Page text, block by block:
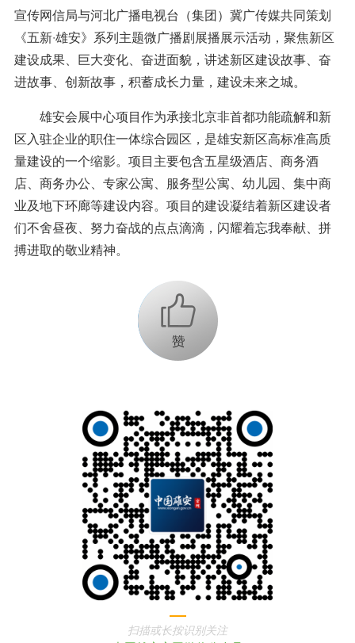
宣传网信局与河北广播电视台（集团）冀广传媒共同策划
《五新·雄安》系列主题微广播剧展播展示活动，聚焦新区
建设成果、巨大变化、奋进面貌，讲述新区建设故事、奋
进故事、创新故事，积蓄成长力量，建设未来之城。
雄安会展中心项目作为承接北京非首都功能疏解和新
区入驻企业的职住一体综合园区，是雄安新区高标准高质
量建设的一个缩影。项目主要包含五星级酒店、商务酒
店、商务办公、专家公寓、服务型公寓、幼儿园、集中商
业及地下环廊等建设内容。项目的建设凝结着新区建设者
们不舍昼夜、努力奋战的点点滴滴，闪耀着忘我奉献、拼
搏进取的敬业精神。
+1
扫描或长按识别关注